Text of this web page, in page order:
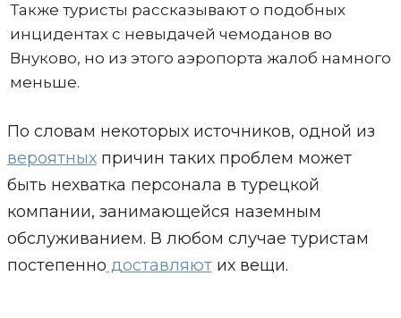
Также туристы рассказывают о подобных
инцидентах с невыдачей чемоданов во
Внуково, но из этого аэропорта жалоб намного
меньше.
По словам некоторых источников, одной из
вероятныхпричин таких проблем может
быть нехватка персонала в турецкой
компании, занимающейся наземным
обслуживанием. В любом случае туристам
постепенно доставляютих вещи.